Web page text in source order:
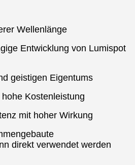
Wellenlänge
Entwicklung von Lumispot
geistigen Eigentums
Kostenleistung
mit hoher Wirkung
direkt verwendet werden